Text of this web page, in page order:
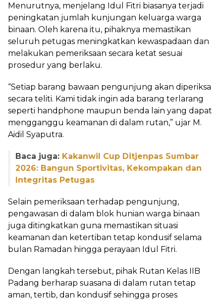
Menurutnya, menjelang Idul Fitri biasanya terjadi
peningkatan jumlah kunjungan keluarga warga
binaan. Oleh karena itu, pihaknya memastikan
seluruh petugas meningkatkan kewaspadaan dan
melakukan pemeriksaan secara ketat sesuai
prosedur yang berlaku.
“Setiap barang bawaan pengunjung akan diperiksa
secara teliti. Kami tidak ingin ada barang terlarang
seperti handphone maupun benda lain yang dapat
mengganggu keamanan di dalam rutan,” ujar M.
Aidil Syaputra.
Baca juga: Kakanwil Cup Ditjenpas Sumbar
2026: Bangun Sportivitas, Kekompakan dan
Integritas Petugas
Selain pemeriksaan terhadap pengunjung,
pengawasan di dalam blok hunian warga binaan
juga ditingkatkan guna memastikan situasi
keamanan dan ketertiban tetap kondusif selama
bulan Ramadan hingga perayaan Idul Fitri.
Dengan langkah tersebut, pihak Rutan Kelas IIB
Padang berharap suasana di dalam rutan tetap
aman, tertib, dan kondusif sehingga proses